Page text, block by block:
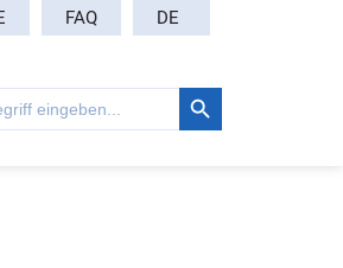
FAQ DE
Search Button